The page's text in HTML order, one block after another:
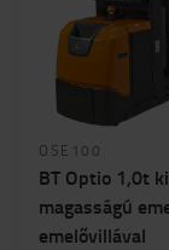
Emelési
Targonca
OSE100
BT Optio 1,0t
magasságú
emelővillával